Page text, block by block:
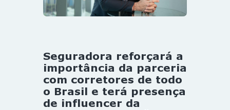
Seguradora reforçará a
importância da parceria
com corretores de todo
o Brasil e terá presença
de influencer da